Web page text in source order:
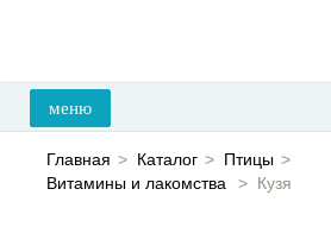
меню
Главная
Главная Каталог
Птицы
Витамины и лакомства
Кузя